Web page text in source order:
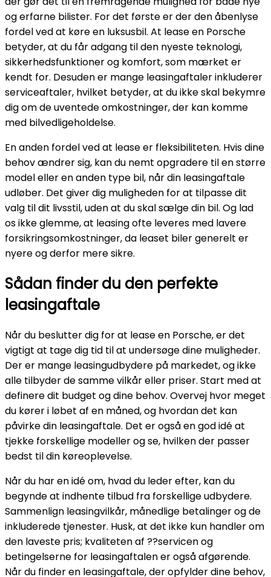
og erfarne bilister. For det første er der den åbenlyse
fordel ved at køre en luksusbil. At lease en Porsche
betyder, at du får adgang til den nyeste teknologi,
sikkerhedsfunktioner og komfort, som mærket er
kendt for. Desuden er mange leasingaftaler inkluderer
serviceaftaler, hvilket betyder, at du ikke skal bekymre
dig om de uventede omkostninger, der kan komme
med bilvedligeholdelse.
En anden fordel ved at lease er fleksibiliteten. Hvis dine
behov ændrer sig, kan du nemt opgradere til en større
model eller en anden type bil, når din leasingaftale
udløber. Det giver dig muligheden for at tilpasse dit
valg til dit livsstil, uden at du skal sælge din bil. Og lad
os ikke glemme, at leasing ofte leveres med lavere
forsikringsomkostninger, da leaset biler generelt er
nyere og derfor mere sikre.
Sådan finder du den perfekte
leasingaftale
Når du beslutter dig for at lease en Porsche, er det
vigtigt at tage dig tid til at undersøge dine muligheder.
Der er mange leasingudbydere på markedet, og ikke
alle tilbyder de samme vilkår eller priser. Start med at
definere dit budget og dine behov. Overvej hvor meget
du kører i løbet af en måned, og hvordan det kan
påvirke din leasingaftale. Det er også en god idé at
tjekke forskellige modeller og se, hvilken der passer
bedst til din køreoplevelse.
Når du har en idé om, hvad du leder efter, kan du
begynde at indhente tilbud fra forskellige udbydere.
Sammenlign leasingvilkår, månedlige betalinger og de
inkluderede tjenester. Husk, at det ikke kun handler om
den laveste pris; kvaliteten af ??servicen og
betingelserne for leasingaftalen er også afgørende.
Når du finder en leasingaftale, der opfylder dine behov,